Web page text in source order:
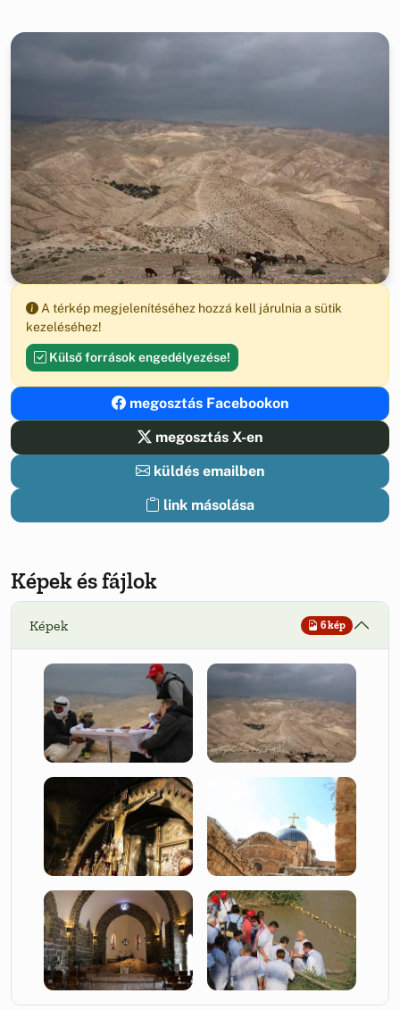
A térkép megjelenítéséhez hozzá kell járulnia a sütik
kezeléséhez!
Külső források engedélyezése!
megosztás Facebookon
megosztás X-en
küldés emailben
link másolása
Képek és fájlok
Képek 6 kép